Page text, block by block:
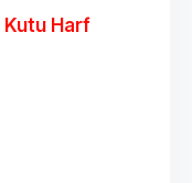
Kutu Harf